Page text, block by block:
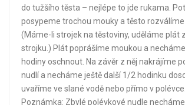
do tužšího těsta – nejlépe to jde rukama.
posypeme trochou mouky a těsto rozválíme
(Máme-li strojek na těstoviny, uděláme plát
strojku.) Plát poprášíme moukou a
hodiny oschnout. Na závěr z něj nakrájíme
nudlí a necháme ještě další 1/2 hodinku
uvaříme ve slané vodě nebo přímo v polévce.
Poznámka: Zbylé polévkové nudle